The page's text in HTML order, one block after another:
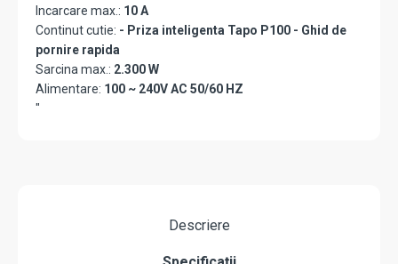
Incarcare max.: 10 A
Continut cutie: - Priza inteligenta Tapo P100 - Ghid de
pornire rapida
Sarcina max.: 2.300 W
Alimentare: 100 ~ 240V AC 50/60 HZ
"
Descriere